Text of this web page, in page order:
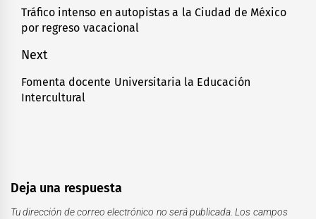
de
entradas
Previous
post:
Tráfico intenso en autopistas a la Ciudad de México
por regreso vacacional
Next
Next
post:
Fomenta docente Universitaria la Educación
Intercultural
Deja una respuesta
Tu dirección de correo electrónico no será publicada. Los campos